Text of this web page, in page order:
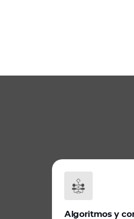
Algoritmos y